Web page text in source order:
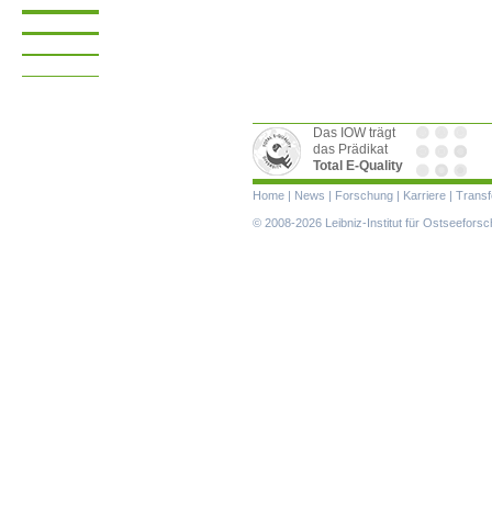
Das IOW trägt
das Prädikat
Total E-Quality
Navigation
überspringen
Home | News | Forschung | Karriere |
© 2008-2026 Leibniz-Institut für